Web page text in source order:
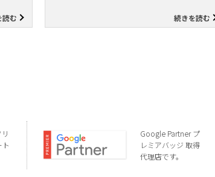
読む 続きを読む
Google Partner プ
レミアバッジ 取得
代理店です。